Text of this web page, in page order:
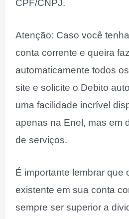
CPF/CNPJ.
Atenção: Caso você
conta corrente e queira
automaticamente todos
site e solicite o Debito
uma facilidade incrível
apenas na Enel, mas em
de serviços.
É importante lembrar que
existente em sua conta
sempre ser superior a